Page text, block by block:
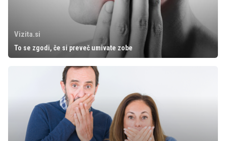
Vizita.si
To se zgodi, če si preveč umivate zobe